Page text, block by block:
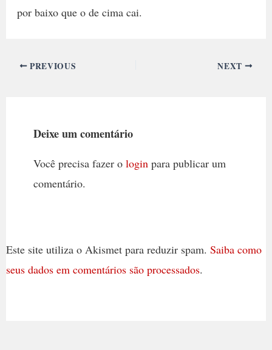
por baixo que o de cima cai.
PREVIOUS NEXT
Deixe um comentário
Você precisa fazer o login para publicar um
comentário.
Este site utiliza o Akismet para reduzir spam. Saiba como
seus dados em comentários são processados.